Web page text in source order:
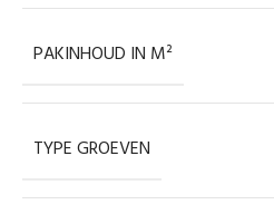
PAKINHOUD IN M²
TYPE GROEVEN